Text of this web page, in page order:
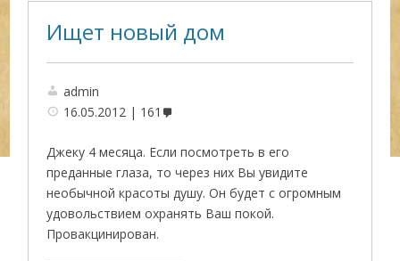
Ищет новый дом
admin
16.05.2012
161
Джеку 4 месяца. Если посмотреть в его
преданные глаза, то через них Вы увидите
необычной красоты душу. Он будет с огромным
удовольствием охранять Ваш покой.
Провакцинирован.